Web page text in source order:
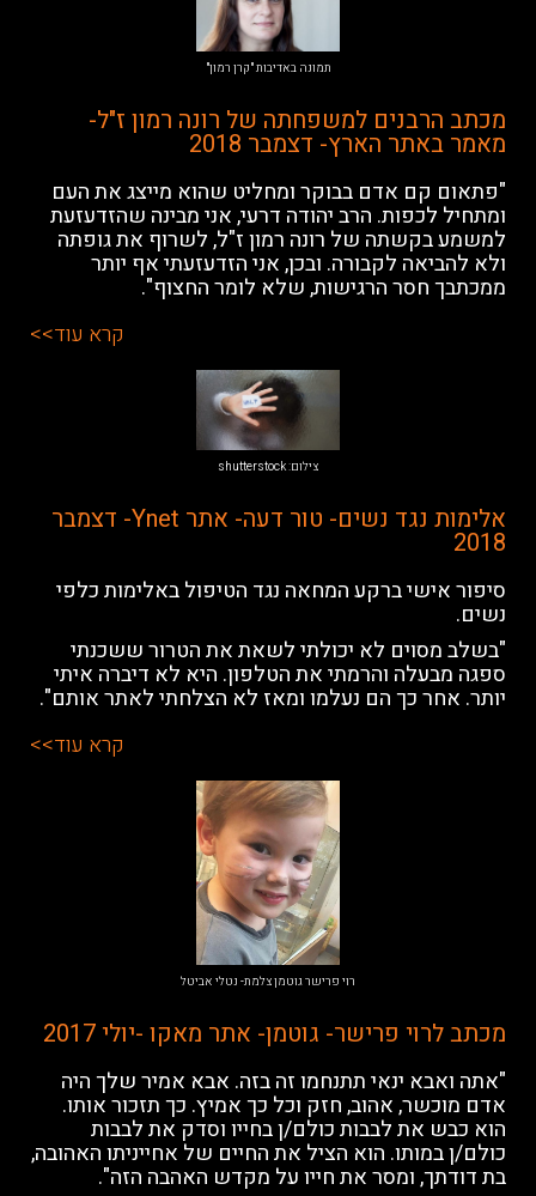
אנטר
לדלג
לאזור
הבא
תמונה באדיבות "קרן רמון"
מכתב הרבנים למשפחתה של רונה רמון ז"ל-
מאמר באתר הארץ- דצמבר 2018
"פתאום קם אדם בבוקר ומחליט שהוא מייצג את העם
ומתחיל לכפות. הרב יהודה דרעי, אני מבינה שהזדעזעת
למשמע בקשתה של רונה רמון ז"ל, לשרוף את גופתה
ולא להביאה לקבורה. ובכן, אני הזדעזעתי אף יותר
ממכתבך חסר הרגישות, שלא לומר החצוף".
קרא עוד>>
צילום: shutterstock
אלימות נגד נשים- טור דעה- אתר Ynet- דצמבר
2018
סיפור אישי ברקע המחאה נגד הטיפול באלימות כלפי
נשים.
"בשלב מסוים לא יכולתי לשאת את הטרור ששכנתי
ספגה מבעלה והרמתי את הטלפון. היא לא דיברה איתי
יותר. אחר כך הם נעלמו ומאז לא הצלחתי לאתר אותם".
קרא עוד>>
רוי פרישר גוטמן צלמת- נטלי אביטל
מכתב לרוי פרישר- גוטמן- אתר מאקו -יולי 2017
"אתה ואבא ינאי תתנחמו זה בזה. אבא אמיר שלך היה
אדם מוכשר, אהוב, חזק וכל כך אמיץ. כך תזכור אותו.
הוא כבש את לבבות כולם/ן בחייו וסדק את לבבות
כולם/ן במותו. הוא הציל את החיים של אחייניתו האהובה,
בת דודתך, ומסר את חייו על מקדש האהבה הזה".